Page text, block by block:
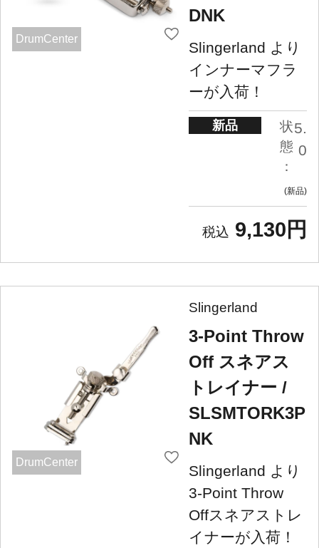
DrumCenter
DNK
Slingerland より
インナーマフラ
ーが入荷！
新品
状
態
：
5.
0
新品
9,130円
DrumCenter
Slingerland
3-Point Throw
Off スネアス
トレイナー /
SLSMTORK3P
NK
Slingerland より
3-Point Throw
Offスネアストレ
イナーが入荷！